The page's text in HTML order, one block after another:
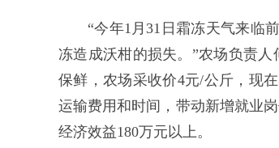
“今年1月31日霜冻天气来临
冻造成沃柑的损失。”农场负责
保鲜，农场采收价4元/公斤，现
运输费用和时间，带动新增就业
经济效益180万元以上。